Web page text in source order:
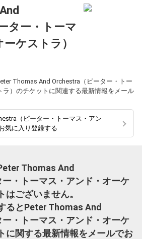
ター・トーマ
ケストラ）
Thomas And Orchestra（ピーター・トー
ラ）のチケットに関連する最新情報をメール
（ピーター・トーマス・アン
気に入り登録する
Thomas And
・トーマス・アンド・オーケ
はございません。
るとPeter Thomas And
・トーマス・アンド・オーケ
に関する最新情報をメールでお